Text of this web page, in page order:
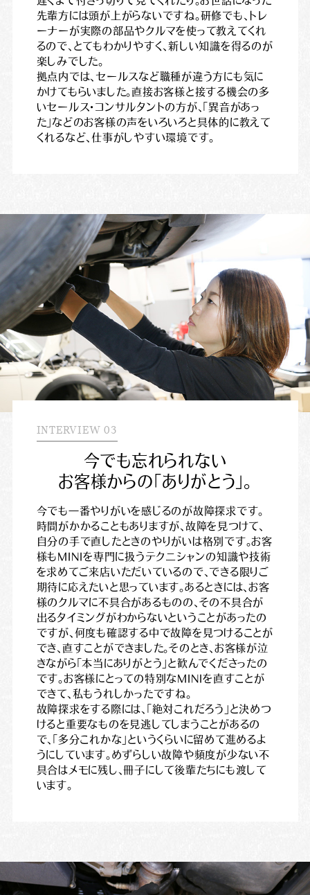
先輩方には頭が上がらないですね。研修でも、トレ
ーナーが実際の部品やクルマを使って教えてくれ
るので、とてもわかりやすく、新しい知識を得るのが
楽しみでした。
拠点内では、セールスなど職種が違う方にも気に
かけてもらいました。直接お客様と接する機会の多
いセールス・コンサルタントの方が、「異音があっ
た」などのお客様の声をいろいろと具体的に教えて
くれるなど、仕事がしやすい環境です。
INTERVIEW 03
今でも忘れられない
お客様からの ありがとう 」。
今でも一番やりがいを感じるのが故障探求です。
時間がかかることもありますが、故障を見つけて、
自分の手で直したときのやりがいは格別です。お客
様もMINIを専門に扱うテクニシャンの知識や技術
を求めてご来店いただいているので、できる限りご
期待に応えたいと思っています。あるときには、お客
様のクルマに不具合があるものの、その不具合が
出るタイミングがわからないということがあったの
ですが、何度も確認する中で故障を見つけることが
でき、直すことができました。そのとき、お客様が泣
きながら「本当にありがとう」と歓んでくださったの
です。お客様にとっての特別なMINIを直すことが
できて、私もうれしかったですね。
故障探求をする際には、「絶対これだろう」と決めつ
けると重要なものを見逃してしまうことがあるの
で、「多分これかな」というくらいに留めて進めるよ
うにしています。めずらしい故障や頻度が少ない不
具合はメモに残し、冊子にして後輩たちにも渡して
います。